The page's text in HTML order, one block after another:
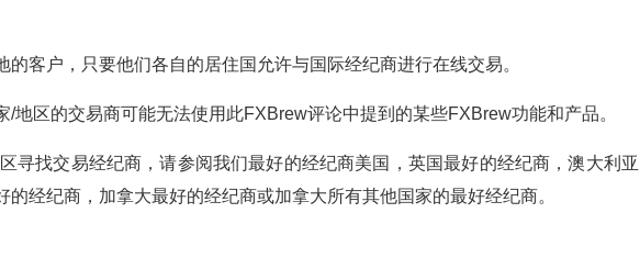
的客户，只要他们各自的居住国允许与国际经纪商进行在线交易。
/地区的交易商可能无法使用此FXBrew评论中提到的某些FXBrew功能和产品。
寻找交易经纪商，请参阅我们最好的经纪商美国，英国最好的经纪商，澳大利亚
的经纪商，加拿大最好的经纪商或加拿大所有其他国家的最好经纪商。